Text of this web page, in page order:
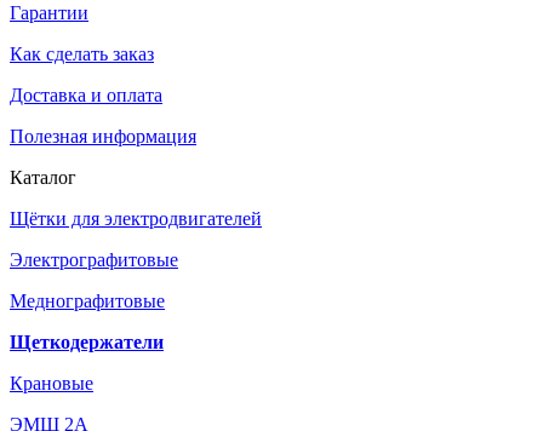
Гарантии
Как сделать заказ
Доставка и оплата
Полезная информация
Каталог
Щётки для электродвигателей
Электрографитовые
Меднографитовые
Щеткодержатели
Крановые
ЭМЩ 2А